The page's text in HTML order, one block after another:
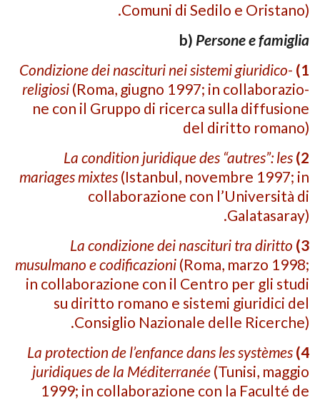
Comuni di Sedilo e Oristano).
b) Persone e famiglia
1)
Condizione dei nascituri nei sistemi giuridico-
religiosi (Roma, giugno 1997; in collaborazio­
ne con il Gruppo di ricerca sulla diffusione
del diritto romano)
2)
La condition juridique des “autres”: les
mariages mixtes (Istanbul, novembre 1997; in
collabora­zione con l’Università di
Galatasaray).
3)
La condizione dei nascituri tra diritto
musulmano e codificazioni (Roma, marzo 1998;
in collaborazione con il Centro per gli studi
su diritto romano e sistemi giuridici del
Consiglio Nazionale delle Ricerche).
4)
La protection de l’enfance dans les systèmes
juridiques de la Méditerranée (Tunisi, maggio
1999; in collaborazione con la Faculté de